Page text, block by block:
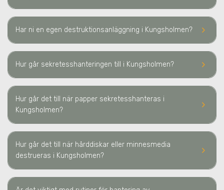
keyboard_arrow_right
Har ni en egen destruktionsanläggning i Kungsholmen?
keyboard_arrow_right
Hur går sekretesshanteringen till i Kungsholmen?
keyboard_arrow_right
Hur går det till när papper sekretesshanteras i
Kungsholmen?
keyboard_arrow_right
Hur går det till när hårddiskar eller minnesmedia
destrueras i Kungsholmen?